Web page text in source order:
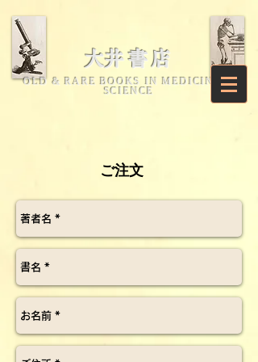
​大井書店
OLD & RARE BOOKS IN MEDICINE &
SCIENCE
ご注文